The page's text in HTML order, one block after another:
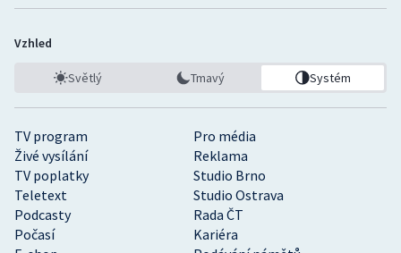
TV program
Pro média
Živé vysílání
Reklama
TV poplatky
Studio Brno
Teletext
Studio Ostrava
Podcasty
Rada ČT
Počasí
Kariéra
Vzhled
Světlý Tmavý Systém